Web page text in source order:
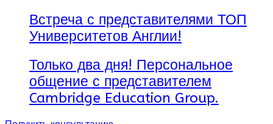
Встреча с представителями ТОП
Университетов Англии!
Только два дня! Персональное
общение с представителем
Cambridge Education Group.